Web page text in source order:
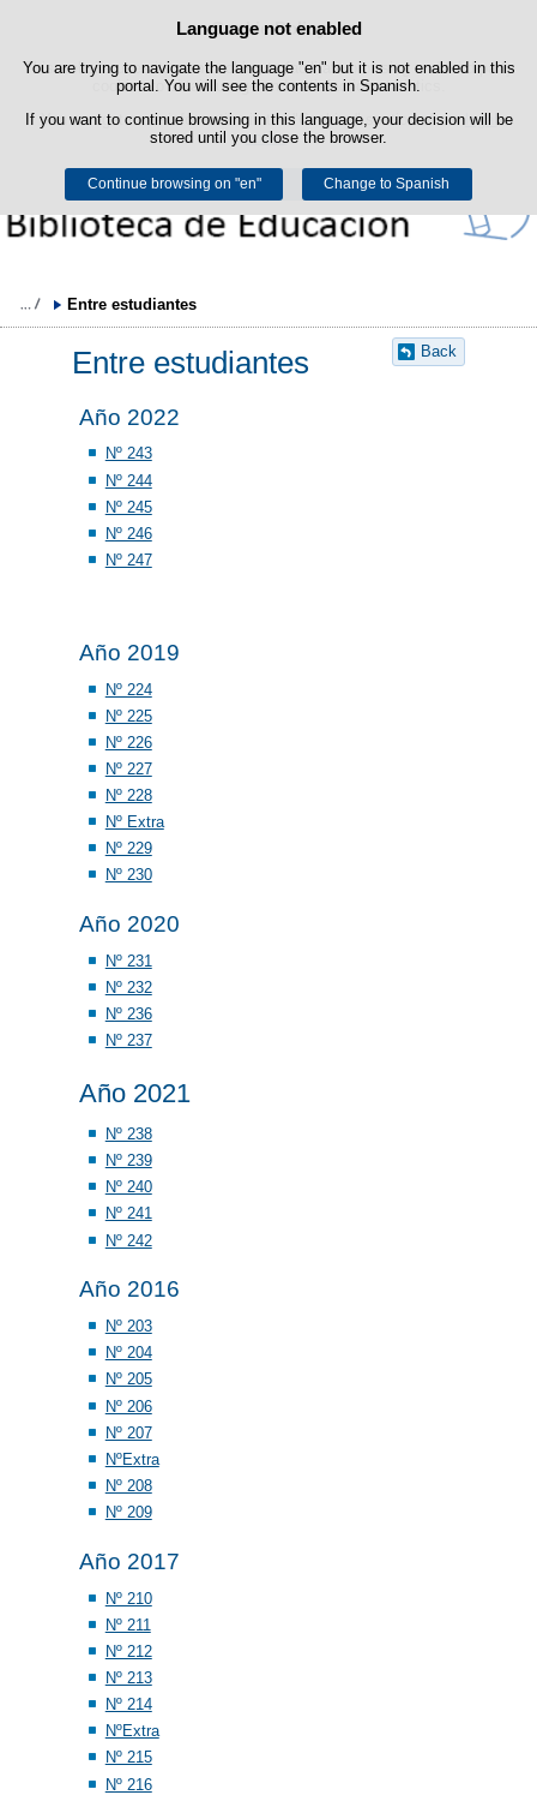
Cookie Policy
This website uses its own cookies to facilitate browsing and third-party
cookies to obtain usage and satisfaction statistics.
You can get more information in the "Cookies" section of ourlegal
notice.
Accept Reject
Language not enabled
You are trying to navigate the language "en" but it is not enabled in this
portal. You will see the contents in Spanish.
If you want to continue browsing in this language, your decision will be
stored until you close the browser.
Continue browsing on "en" Change to Spanish
Skip to content
Entre estudiantes
Back
Entre estudiantes
Año 2022
Nº 243
Nº 244
Nº 245
Nº 246
Nº 247
Año 2019
Nº 224
Nº 225
Nº 226
Nº 227
Nº 228
Nº Extra
Nº 229
Nº 230
Año 2020
Nº 231
Nº 232
Nº 236
Nº 237
Año 2021
Nº 238
Nº 239
Nº 240
Nº 241
Nº 242
Año 2016
Nº 203
Nº 204
Nº 205
Nº 206
Nº 207
NºExtra
Nº 208
Nº 209
Año 2017
Nº 210
Nº 211
Nº 212
Nº 213
Nº 214
NºExtra
Nº 215
Nº 216